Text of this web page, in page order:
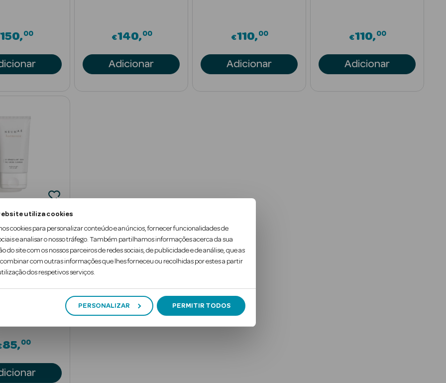
utiliza cookies
cookies para personalizar conteúdo e anúncios, fornecer funcionalidades de
e analisar o nosso tráfego. Também partilhamos informações acerca da sua
do site com os nossos parceiros de redes sociais, de publicidade e de análise, que as
com outras informações que lhes forneceu ou recolhidas por estes a partir
dos respetivos serviços.
PERSONALIZAR PERMITIR TODOS
150 00 €140 00
Adicionar
€110 00
Adicionar
€110 00
Adicionar
Soin
e
85 00